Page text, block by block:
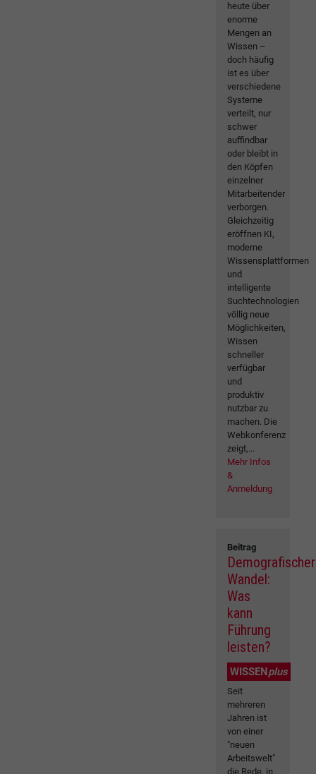
heute über
enorme
Mengen an
Wissen –
doch häufig
ist es über
verschiedene
Systeme
verteilt, nur
schwer
auffindbar
oder bleibt in
den Köpfen
einzelner
Mitarbeitender
verborgen.
Gleichzeitig
eröffnen KI,
moderne
Wissensplattformen
und
intelligente
Suchtechnologien
völlig neue
Möglichkeiten,
Wissen
schneller
verfügbar
und
produktiv
nutzbar zu
machen. Die
Webkonferenz
zeigt,...
Mehr Infos
&
Anmeldung
Beitrag
Demografischer
Wandel:
Was
kann
Führung
leisten?
WISSENplus
Seit
mehreren
Jahren ist
von einer
"neuen
Arbeitswelt"
die Rede, in